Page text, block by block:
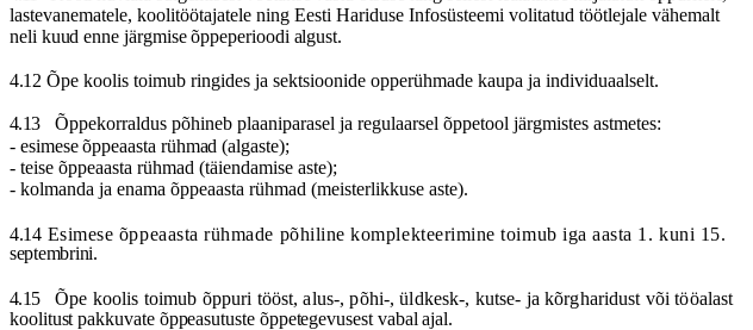
lastevanematele, koolitöötajatele ning Eesti Hariduse Infosüsteemi volitatud töötlejale vähemalt
neli kuud enne järgmise õppeperioodi algust.
4.12 Õpe koolis toimub ringides ja sektsioonide opperühmade kaupa ja individuaalselt.
4.13
Õppekorraldus põhineb plaaniparasel ja regulaarsel õppetool järgmistes astmetes:
- esimese õppeaasta rühmad (algaste);
- teise õppeaasta rühmad (täiendamise aste);
- kolmanda ja enama õppeaasta rühmad (meisterlikkuse aste).
4.14 Esimese õppeaasta rühmade põhiline komplekteerimine toimub iga aasta 1.kuni 15.
septembrini.
4.15
Õpe koolis toimub õppuri tööst, alus-, põhi-, üldkesk-, kutse- ja kõrgharidust või tööalast
koolitust pakkuvate õppeasutuste õppetegevusest vabal ajal.